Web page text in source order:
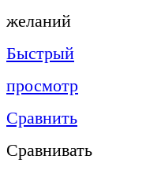
желаний
Быстрый
просмотр
Сравнить
Сравнивать